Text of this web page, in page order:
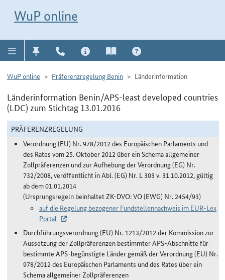
WuP online
WuP online Präferenzregelung Benin Länderinformation
Länderinformation Benin/APS-least developed countries
(LDC) zum Stichtag 13.01.2016
PRÄFERENZREGELUNG
Verordnung (EU) Nr. 978/2012 des Europäischen Parlaments und
des Rates vom 25. Oktober 2012 über ein Schema allgemeiner
Zollpräferenzen und zur Aufhebung der Verordnung (EG) Nr.
732/2008, veröffentlicht in Abl. (EG) Nr. L 303 v. 31.10.2012, gültig
ab dem 01.01.2014
(Ursprungsregeln beinhaltet ZK-DVO: VO (EWG) Nr. 2454/93)
auf die Regelung bezogener Fundstellennachweis im EUR-Lex
Portal
Durchführungsverordnung (EU) Nr. 1213/2012 der Kommission zur
Aussetzung der Zollpräferenzen bestimmter APS-Abschnitte für
bestimmte APS-begünstigte Länder gemäß der Verordnung (EU) Nr.
978/2012 des Europäischen Parlaments und des Rates über ein
Schema allgemeiner Zollpräferenzen